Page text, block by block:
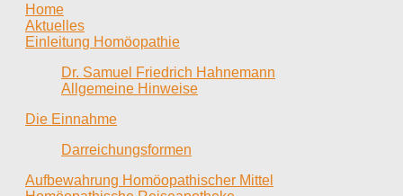
Home
Aktuelles
Einleitung Homöopathie
Dr. Samuel Friedrich Hahnemann
Allgemeine Hinweise
Die Einnahme
Darreichungsformen
Aufbewahrung Homöopathischer Mittel